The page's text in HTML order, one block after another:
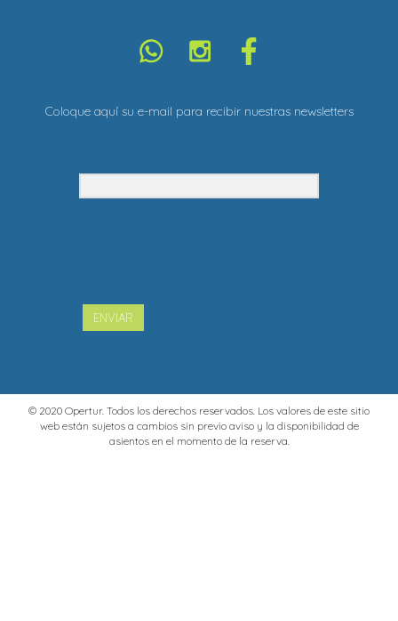
Coloque aquí su e-mail para recibir nuestras newsletters
ENVIAR
© 2020 Opertur. Todos los derechos reservados. Los valores de este sitio
web están sujetos a cambios sin previo aviso y la disponibilidad de
asientos en el momento de la reserva.